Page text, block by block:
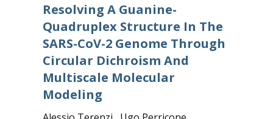
Resolving A Guanine-
Quadruplex Structure In The
SARS-CoV-2 Genome Through
Circular Dichroism And
Multiscale Molecular
Modeling